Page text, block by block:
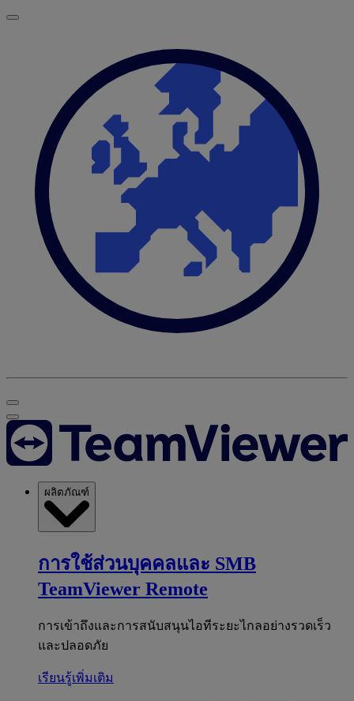
ผลิตภัณฑ์
การใช้ส่วนบุคคลและ SMB
TeamViewer Remote
การเข้าถึงและการสนับสนุนไอทีระยะไกลอย่างรวดเร็ว
และปลอดภัย
เรียนรู้เพิ่มเติม